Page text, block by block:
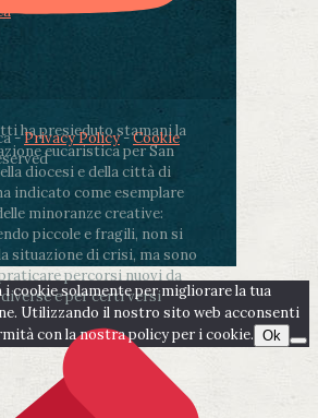
ha presieduto stamani la
eucaristica per San
diocesi e della città di
indicato come esemplare
minoranze creative:
piccole e fragili, non si
situazione di crisi, ma sono
percorsi nuovi da
e per certi versi
-Privacy Policy-Cookie
cookie solamente per migliorare la tua
Utilizzando il nostro sito web acconsenti
con la nostra policy per i cookie. Ok